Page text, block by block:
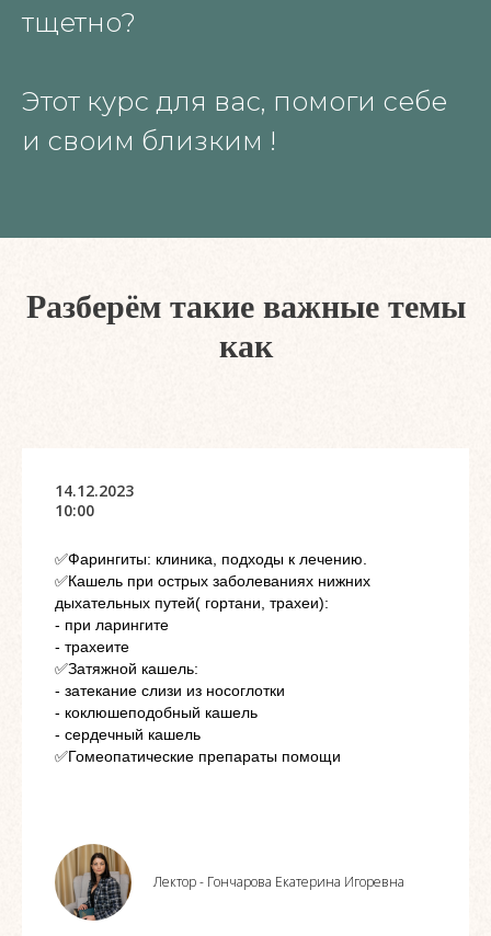
тщетно?
Этот курс для вас, помоги себе
и своим близким !
Разберём такие важные темы
как
14.12.2023
10:00
✅Фарингиты: клиника, подходы к лечению.
✅Кашель при острых заболеваниях нижних
дыхательных путей( гортани, трахеи):
- при ларингите
- трахеите
✅Затяжной кашель:
- затекание слизи из носоглотки
- коклюшеподобный кашель
- сердечный кашель
✅Гомеопатические препараты помощи
Лектор - Гончарова Екатерина Игоревна